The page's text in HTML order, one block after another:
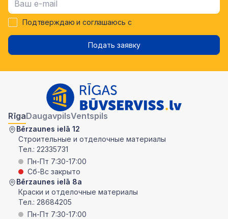
Подтверждаю и соглашаюсь с
Подать заявку
RīgaDaugavpilsVentspils
Bērzaunes ielā 12
Строительные и отделочные материалы
Тел.: 22335731
Пн-Пт 7:30-17:00
Сб-Вс закрыто
Bērzaunes ielā 8a
Краски и отделочные материалы
Тел.: 28684205
Пн-Пт 7:30-17:00